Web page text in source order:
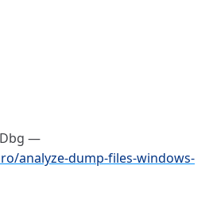
—
analyze-dump-files-windows-